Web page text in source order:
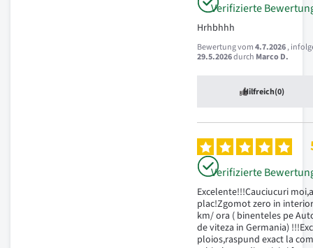
Verifizierte
Hrhbhhh
Bewertung vom4.7.2026,
29.5.2026durch Marco D.
Hilfreich(0)
Verifizierte
Excelente!!!Cauciucuri
plac!Zgomot zero in
km/ ora ( binenteles pe
de viteza in Germania)
ploios,raspund exact la